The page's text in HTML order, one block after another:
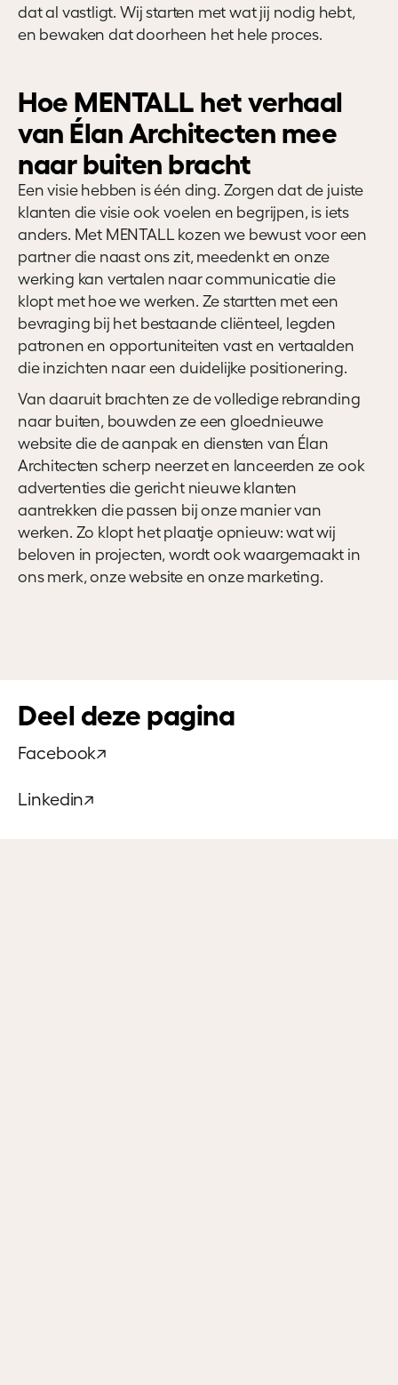
dat al vastligt. Wij starten met wat jij nodig hebt,
en bewaken dat doorheen het hele proces.
Hoe MENTALL het verhaal
van Élan Architecten mee
naar buiten bracht
Een visie hebben is één ding. Zorgen dat de juiste
klanten die visie ook voelen en begrijpen, is iets
anders. Met MENTALL kozen we bewust voor een
partner die naast ons zit, meedenkt en onze
werking kan vertalen naar communicatie die
klopt met hoe we werken. Ze startten met een
bevraging bij het bestaande cliënteel, legden
patronen en opportuniteiten vast en vertaalden
die inzichten naar een duidelijke positionering.
Van daaruit brachten ze de volledige rebranding
naar buiten, bouwden ze een gloednieuwe
website die de aanpak en diensten van Élan
Architecten scherp neerzet en lanceerden ze ook
advertenties die gericht nieuwe klanten
aantrekken die passen bij onze manier van
werken. Zo klopt het plaatje opnieuw: wat wij
beloven in projecten, wordt ook waargemaakt in
ons merk, onze website en onze marketing.
Deel deze pagina
Facebook↗
Linkedin↗